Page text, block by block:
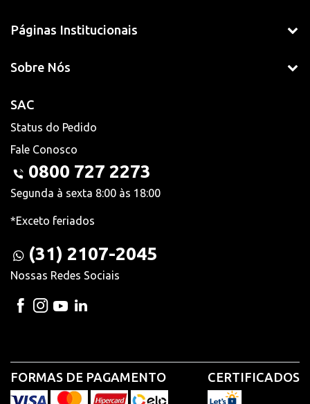
Páginas Institucionais
Sobre Nós
SAC
Status do Pedido
Fale Conosco
0800 727 2273
Segunda à sexta 8:00 às 18:00
*Exceto feriados
(31) 2107-2045
Nossas Redes Sociais
FORMAS DE PAGAMENTO CERTIFICADOS